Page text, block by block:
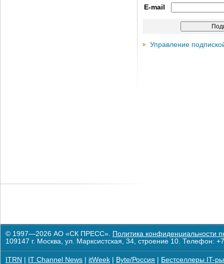
E-mail
Управление
© 1997—2026 АО «СК ПРЕСС». Политика конфиденциальности
109147 г. Москва, ул. Марксистская, 34, строение 10. Телефон:
ITRN IT Channel News itWeek Byte/Россия Бестселлеры IT-